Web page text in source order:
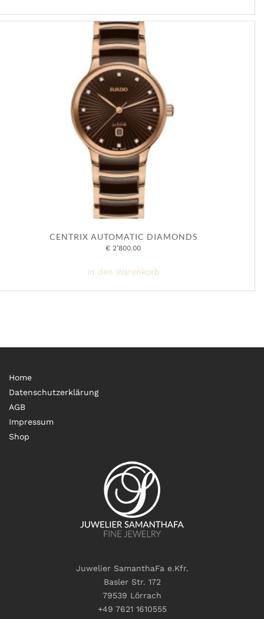
CENTRIX AUTOMATIC DIAMONDS
€ 2’800.00
In den Warenkorb
Home
Datenschutzerklärung
AGB
Impressum
Shop
Juwelier SamanthaFa e.Kfr.
Basler Str. 172
79539 Lörrach
+49 7621 1610555